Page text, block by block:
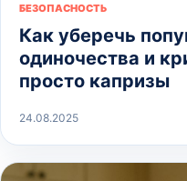
БЕЗОПАСНОСТЬ
Как уберечь
одиночества и
просто капризы
24.08.2025